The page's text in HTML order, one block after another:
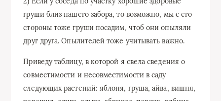
груши близ нашего забора, то возможно, мы с его
стороны тоже груши посадим, чтоб они опыляли
друг друга. Опылителей тоже учитывать важно.
Приведу таблицу, в которой я свела сведения о
совместимости и несовместимости в саду
следующих растений: яблоня, груша, айва, вишня,